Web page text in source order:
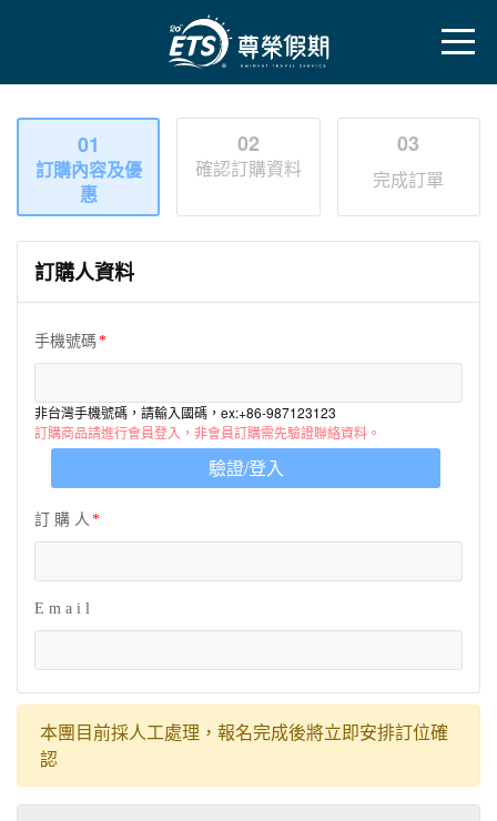
01
訂購內容及優
惠
02
確認訂購資料
03
完成訂單
訂購人資料
手機號碼
非台灣手機號碼，請輸入國碼，ex:+86-987123123
訂購商品請進行會員登入，非會員訂購需先驗證聯絡資料。
驗證/登入
訂 購 人
E m a i l
本團目前採人工處理，報名完成後將立即安排訂位確
認